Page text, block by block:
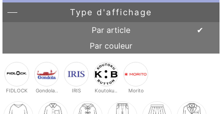
Type d'affichage
Par article
Par couleur
FIDLOCK Gondola.. IRIS Koutoku.. Morito